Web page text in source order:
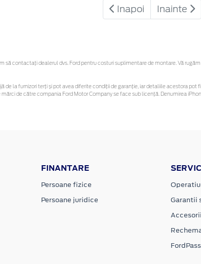
Inapoi Inainte
să contactaţi dealerul dvs. Ford pentru costuri suplimentare de montare. Vă
de la furnizori terți și pot avea diferite condiții de garanție, iar detaliile acestora
mărci de către compania Ford Motor Company se face sub licență. Denumirea
FINANTARE
Persoane fizice
Persoane juridice
Garantii
Accesorii